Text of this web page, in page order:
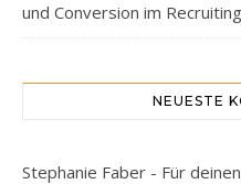
und Conversion im
NEUESTE
Stephanie Faber - Für